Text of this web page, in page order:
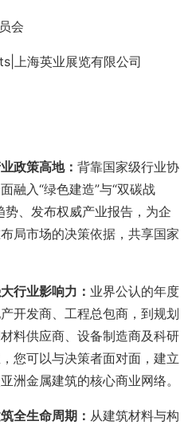
会
上海英业展览有限公司
政策高地： 背靠国家级行业协
融入“绿色建造”与“双碳战
势、发布权威产业报告，为企
局市场的决策依据，共享国家
行业影响力： 业界公认的年度
开发商、工程总包商，到规划
料供应商、设备制造商及科研
您可以与决策者面对面，建立
洲金属建筑的核心商业网络。
全生命周期 ： 从建筑材料与构